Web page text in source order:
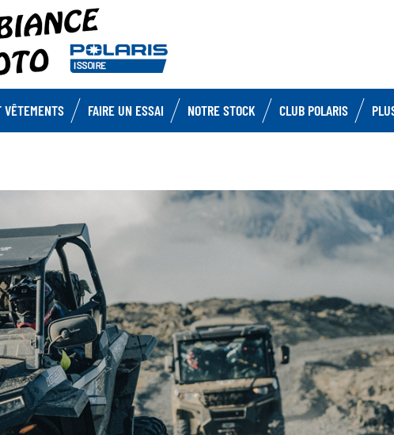
VÊTEMENTS FAIRE UN ESSAI NOTRE STOCK CLUB POLARIS